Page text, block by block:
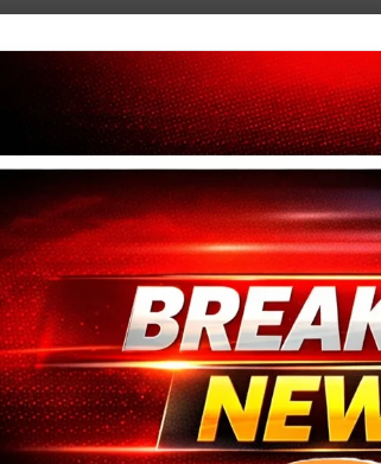
Twitter
email